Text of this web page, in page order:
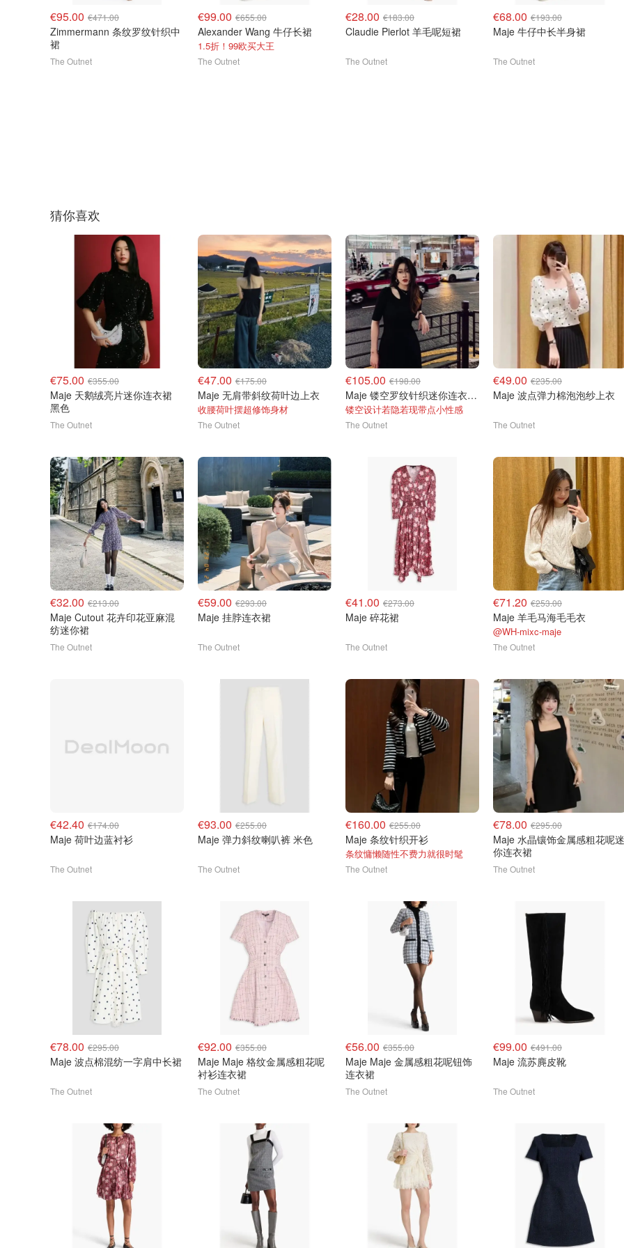
€95.00 €471.00
Zimmermann 条纹罗纹针织中
裙
The Outnet
€99.00 €655.00
Alexander Wang 牛仔长裙
1.5折！99欧买大王
The Outnet
€28.00 €183.00
Claudie Pierlot 羊毛呢短裙
The Outnet
€68.00 €193.00
Maje 牛仔中长半身裙
The Outnet
猜你喜欢
€75.00 €355.00
Maje 天鹅绒亮片迷你连衣裙
黑色
The Outnet
€47.00 €175.00
Maje 无肩带斜纹荷叶边上衣
收腰荷叶摆超修饰身材
The Outnet
€105.00 €198.00
Maje 镂空罗纹针织迷你连衣裙 黑色
镂空设计若隐若现带点小性感
The Outnet
€49.00 €235.00
Maje 波点弹力棉泡泡纱上衣
The Outnet
€32.00 €213.00
Maje Cutout 花卉印花亚麻混
纺迷你裙
The Outnet
€59.00 €293.00
Maje 挂脖连衣裙
The Outnet
€41.00 €273.00
Maje 碎花裙
The Outnet
€71.20 €253.00
Maje 羊毛马海毛毛衣
@WH-mixc-maje
The Outnet
€42.40 €174.00
Maje 荷叶边蓝衬衫
The Outnet
€93.00 €255.00
Maje 弹力斜纹喇叭裤 米色
The Outnet
€160.00 €255.00
Maje 条纹针织开衫
条纹慵懒随性不费力就很时髦
The Outnet
€78.00 €295.00
Maje 水晶镶饰金属感粗花呢迷
你连衣裙
The Outnet
€78.00 €295.00
Maje 波点棉混纺一字肩中长裙
The Outnet
€92.00 €355.00
Maje Maje 格纹金属感粗花呢
衬衫连衣裙
The Outnet
€56.00 €355.00
Maje Maje 金属感粗花呢钮饰
连衣裙
The Outnet
€99.00 €491.00
Maje 流苏麂皮靴
The Outnet